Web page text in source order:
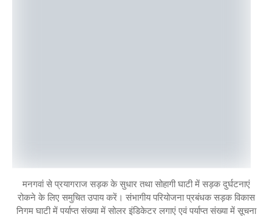
मनगवां से प्रयागराज सड़क के सुधार तथा सोहागी घाटी में सड़क दुर्घटनाएं
रोकने के लिए समुचित उपाय करें। संभागीय परियोजना प्रबंधक सड़क विकास
निगम घाटी में पर्याप्त संख्या में सोलर इंडिकेटर लगाएं एवं पर्याप्त संख्या में सूचना